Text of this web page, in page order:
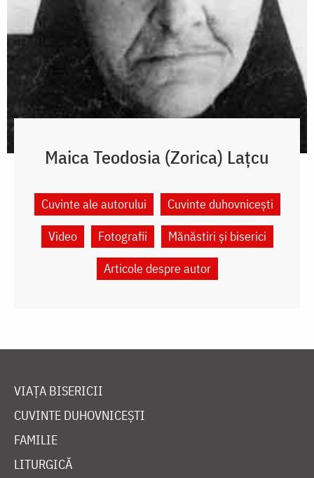
Maica Teodosia (Zorica) Lațcu
Cuvinte ale autorului
Cuvinte duhovnicești
Video
Fotografii
Mănăstiri și biserici
Articole despre autor
VIAȚA BISERICII
CUVINTE DUHOVNICEȘTI
FAMILIE
LITURGICĂ